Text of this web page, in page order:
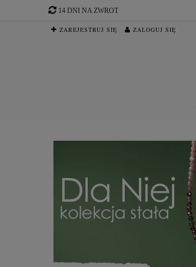
14 DNI NA ZWROT
ZAREJESTRUJ SIĘ ZALOGUJ SIĘ